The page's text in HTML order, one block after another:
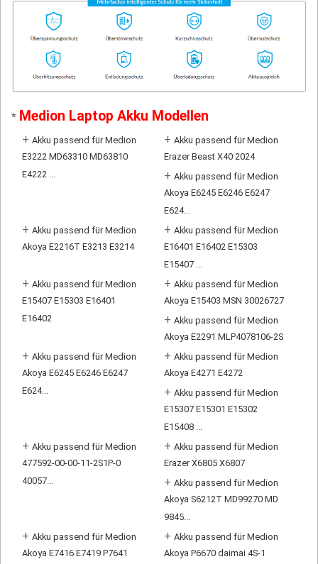
* Medion Laptop Akku Modellen
+ Akku passend für Medion
E3222 MD63310 MD63810
E4222 ...
+ Akku passend für Medion
Erazer Beast X40 2024
+ Akku passend für Medion
Akoya E6245 E6246 E6247
E624...
+ Akku passend für Medion
Akoya E2216T E3213 E3214
+ Akku passend für Medion
E16401 E16402 E15303
E15407 ...
+ Akku passend für Medion
E15407 E15303 E16401
E16402
+ Akku passend für Medion
Akoya E15403 MSN 30026727
+ Akku passend für Medion
Akoya E2291 MLP4078106-2S
+ Akku passend für Medion
Akoya E6245 E6246 E6247
E624...
+ Akku passend für Medion
Akoya E4271 E4272
+ Akku passend für Medion
E15307 E15301 E15302
E15408 ...
+ Akku passend für Medion
477592-00-00-11-2S1P-0
40057...
+ Akku passend für Medion
Erazer X6805 X6807
+ Akku passend für Medion
Akoya S6212T MD99270 MD
9845...
+ Akku passend für Medion
Akoya E7416 E7419 P7641
+ Akku passend für Medion
Akoya P6670 daimai 4S-1